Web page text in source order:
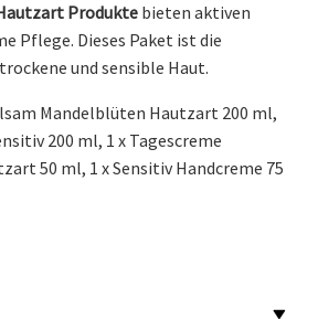
Produkte bieten aktiven
Pflege. Dieses Paket ist die
und sensible Haut.
Mandelblüten Hautzart 200 ml,
200 ml, 1 x Tagescreme
50 ml, 1 x Sensitiv Handcreme 75